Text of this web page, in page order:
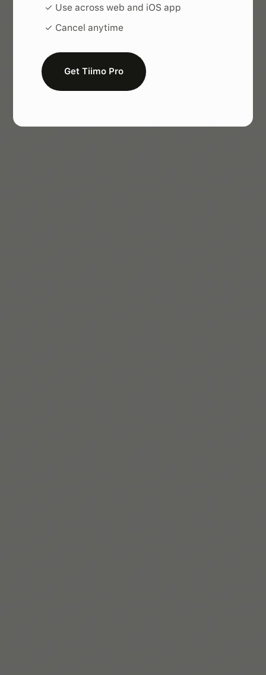
✓ Use across web and iOS app
✓ Cancel anytime
Get Tiimo Pro
When you're ready, try Tiimo and make structure
Tiimo im App Store holen